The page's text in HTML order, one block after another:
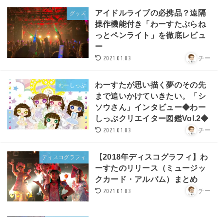
グッズ
アイドルライブの必携品？遠隔
操作機能付き「わーすたぷらね
っとペンライト」を徹底レビュ
ー
2021.01.03 チー
わーしっぷ
わーすたが思い描く夢のその先
まで追いかけていきたい。「シ
ソウさん」インタビュー◆わー
しっぷクリエイター図鑑Vol.2◆
2021.01.03 チー
ディスコグラフィ
【2018年ディスコグラフィ】わ
ーすたのリリース（ミュージッ
クカード・アルバム）まとめ
2021.01.03 チー